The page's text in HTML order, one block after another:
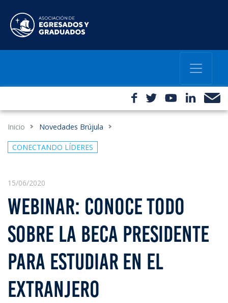
Inicio Novedades Brújula
CONECTANDO LÍDERES
15/06/2020
WEBINAR: CONOCE TODO
SOBRE LA BECA PRESIDENTE
PARA ESTUDIAR EN EL
EXTRANJERO